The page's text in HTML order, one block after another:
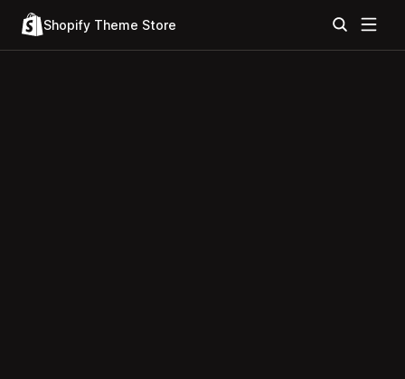
Shopify Theme Store